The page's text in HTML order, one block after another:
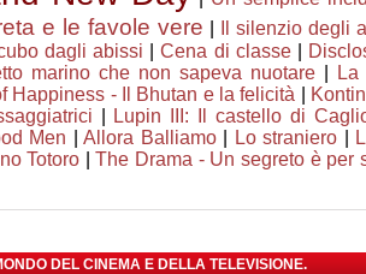
e le favole vere
Il silenzio degli
dagli abissi |Cena di classe|
marino che non sapeva nuotare
Happiness - Il Bhutan e la felicità
Lupin III: Il castello di
Men |Allora Balliamo| Lo straniero
Totoro |The Drama - Un segreto è per
DEL CINEMA E DELLA TELEVISIONE.